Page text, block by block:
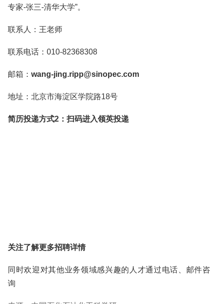
专家-张三-清华大学”。
联系人：王老师
联系电话：010-82368308
邮箱： wang-jing.ripp@sinopec.com
地址：北京市海淀区学院路18号
简历投递方式2：扫码进入领英投递
关注了解更多招聘详情
同时欢迎对其他业务领域感兴趣的人才通过电话、邮件咨
询